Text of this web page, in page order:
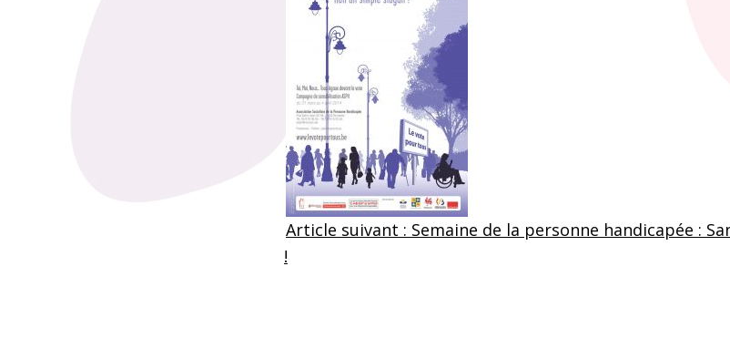
Skip back to main navigation
Article suivant : Semaine de la personne handicapée :
!